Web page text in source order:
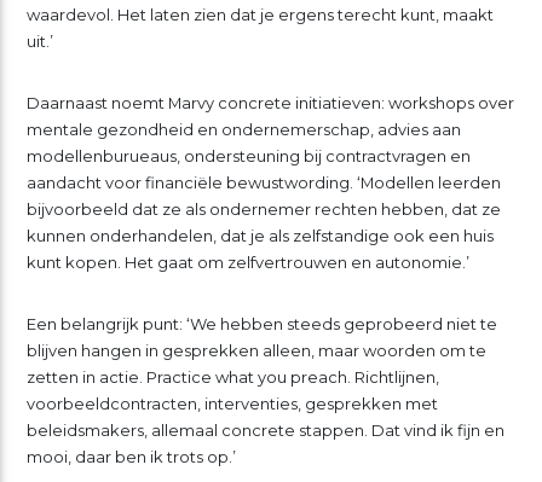
waardevol. Het laten zien dat je ergens terecht kunt, maakt
uit.’
Daarnaast noemt Marvy concrete initiatieven: workshops over
mentale gezondheid en ondernemerschap, advies aan
modellenburueaus, ondersteuning bij contractvragen en
aandacht voor financiële bewustwording. ‘Modellen leerden
bijvoorbeeld dat ze als ondernemer rechten hebben, dat ze
kunnen onderhandelen, dat je als zelfstandige ook een huis
kunt kopen. Het gaat om zelfvertrouwen en autonomie.’
Een belangrijk punt: ‘We hebben steeds geprobeerd niet te
blijven hangen in gesprekken alleen, maar woorden om te
zetten in actie. Practice what you preach. Richtlijnen,
voorbeeldcontracten, interventies, gesprekken met
beleidsmakers, allemaal concrete stappen. Dat vind ik fijn en
mooi, daar ben ik trots op.’